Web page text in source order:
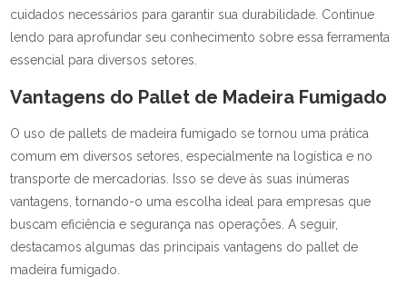
cuidados necessários para garantir sua durabilidade. Continue
lendo para aprofundar seu conhecimento sobre essa ferramenta
essencial para diversos setores.
Vantagens do Pallet de Madeira Fumigado
O uso de pallets de madeira fumigado se tornou uma prática
comum em diversos setores, especialmente na logística e no
transporte de mercadorias. Isso se deve às suas inúmeras
vantagens, tornando-o uma escolha ideal para empresas que
buscam eficiência e segurança nas operações. A seguir,
destacamos algumas das principais vantagens do pallet de
madeira fumigado.